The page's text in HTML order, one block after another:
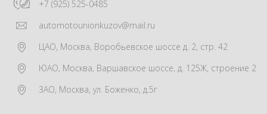
+7 (925) 525-0485
automotounionkuzov@mail.ru
ЦАО, Москва, Воробьевское шоссе д. 2, стр. 42
ЮАО, Москва, Варшавское шоссе, д. 125Ж, строение 2
ЗАО, Москва, ул. Боженко, д.5г